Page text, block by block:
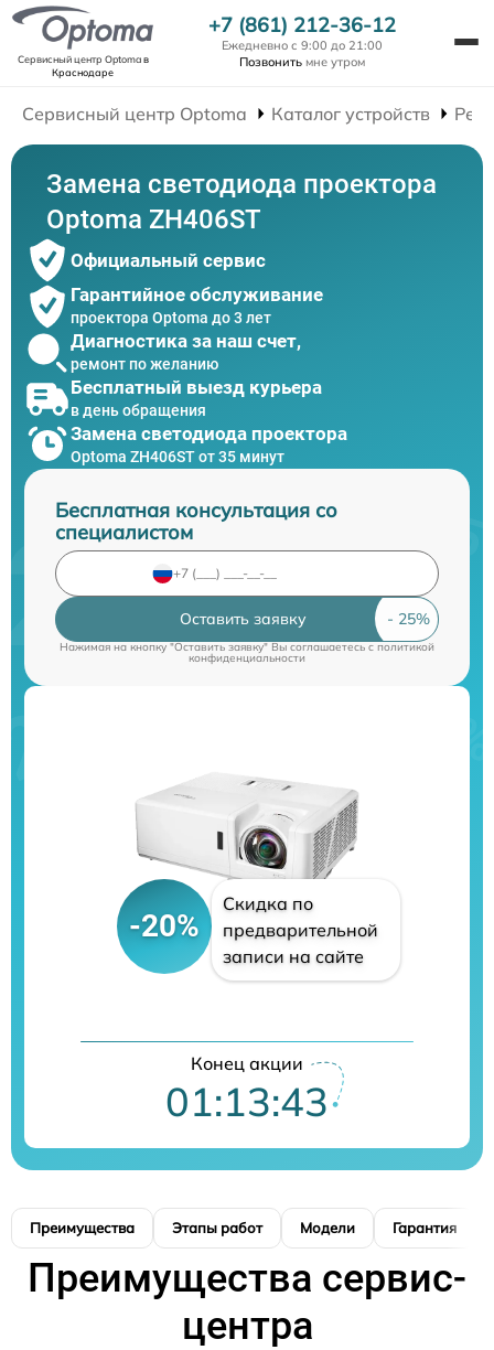
Сервисный центр Optomaв
Краснодаре
+7 (861) 212-36-12
Ежедневно с 9:00 до 21:00
Позвонить мне утром
Сервисный центр Optoma Каталог устройств
Замена светодиода проектора
Optoma ZH406ST
Официальный сервис
Гарантийное обслуживание
проектора Optoma до 3 лет
Диагностика за наш счет,
ремонт по желанию
Бесплатный выезд курьера
в день обращения
Замена светодиода проектора
Optoma ZH406ST от 35 минут
Бесплатная консультация со
специалистом
Оставить заявку
Нажимая на кнопку "Оставить заявку" Вы соглашаетесь cполитикой
конфиденциальности
-20%
Скидка по
предварительной
записи на сайте
Конец акции
01:13:42
Преимущества Этапы работ Модели Гарантия
Преимущества сервис-
центра